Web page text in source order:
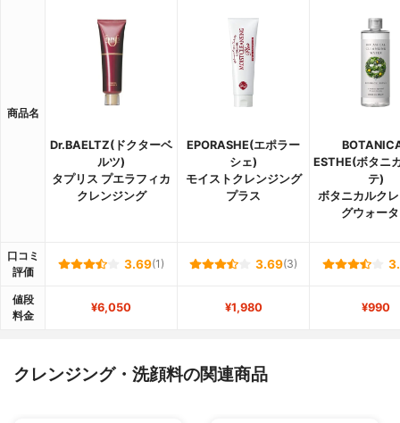
商品名
Dr.BAELTZ(ドクターベ
ルツ)
タプリス プエラフィカ
クレンジング
EPORASHE(エポラー
シェ)
モイストクレンジング
プラス
ESTHE(ボタニ
テ)
ボタニカルク
グウォー
口コミ
評価
3.69(1) 3.69(3)
値段
料金
¥6,050 ¥1,980 ¥990
クレンジング・洗顔料の関連商品